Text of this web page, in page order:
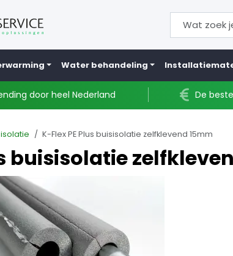
Water behandeling
door heel Nederland De
isolatie K-Flex PE Plus buisisolatie zelfklevend 15mm
buisisolatie